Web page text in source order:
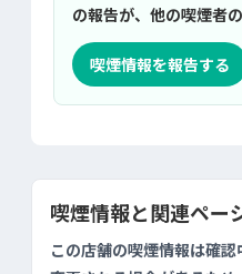
の報告が、他の喫煙者
喫煙情報を報告する
喫煙情報と関連ペー
この店舗の喫煙情報は確